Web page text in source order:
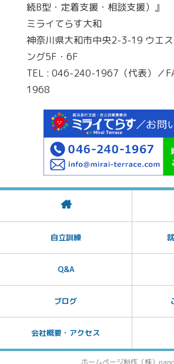
続B型・定着支援・相談支援）』
ミライてらす大和
神奈川県大和市中央2-3-19 ウエ
ング5F・6F
TEL : 046-240-1967（代表）／
1968
自立訓練
Q&A
ブログ
会社概要・アクセス
ホームページ制作（株）